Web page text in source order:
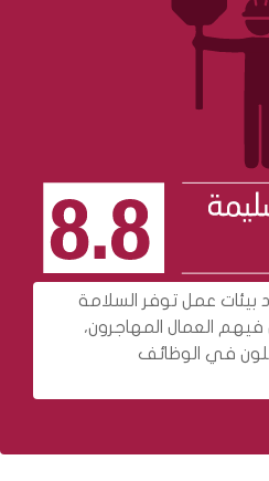
بيئات عمل توفر السلامة
فيهم العمال المهاجرون،
في الوظائف